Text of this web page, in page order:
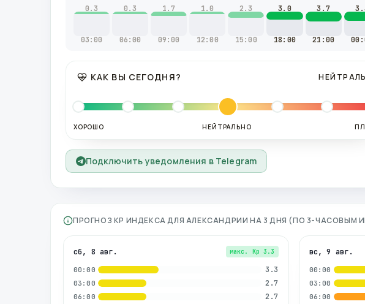
0.3
03:00
0.3
06:00
1.7
09:00
1.0
12:00
2.3
15:00
3.0
18:00
3.7
21:00
КАК ВЫ СЕГОДНЯ?
ХОРОШО НЕЙТРАЛЬНО
Подключить уведомления в Telegram
ПРОГНОЗ KP ИНДЕКСА ДЛЯ АЛЕКСАНДРИИ НА 3 ДНЯ (ПО 3-ЧАСОВЫМ
сб, 8 авг. макс. Kp 3.3
00:00 3.3
03:00 2.7
06:00 2.7
вс, 9 авг.
00:00
03:00
06:00